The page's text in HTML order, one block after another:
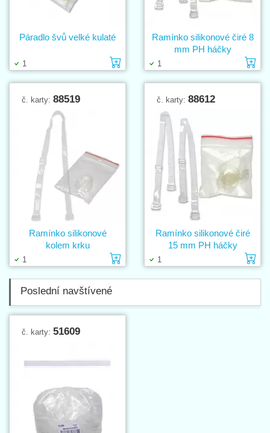
1 Vložit do košíku
Páradlo švů velké kulaté
1
Ramínko silikonové čiré 8
mm PH háčky
č. karty: 88519
1 Vložit do košíku
Ramínko silikonové
kolem krku
č. karty: 88612
1
Ramínko silikonové čiré
15 mm PH háčky
Poslední navštívené
č. karty: 51609